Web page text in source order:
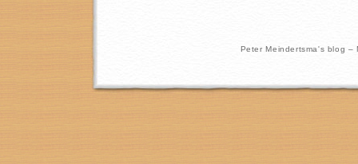
Peter Meindertsma's blog